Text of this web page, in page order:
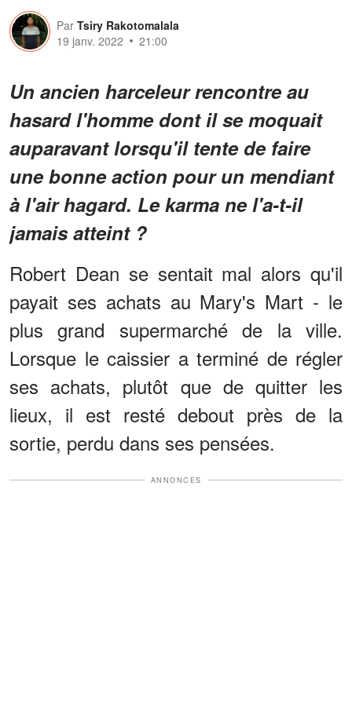
Par Tsiry Rakotomalala
19 janv. 2022
21:00
Un ancien harceleur rencontre au
hasard l'homme dont il se moquait
auparavant lorsqu'il tente de faire
une bonne action pour un mendiant
à l'air hagard. Le karma ne l'a-t-il
jamais atteint ?
Robert Dean se sentait mal alors qu'il
payait ses achats au Mary's Mart - le
plus grand supermarché de la ville.
Lorsque le caissier a terminé de régler
ses achats, plutôt que de quitter les
lieux, il est resté debout près de la
sortie, perdu dans ses pensées.
ANNONCES